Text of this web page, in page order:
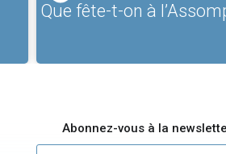
Que fête-t-on à
Abonnez-vous à la